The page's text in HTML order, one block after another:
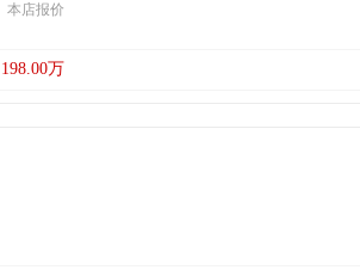
本店报价
198.00万